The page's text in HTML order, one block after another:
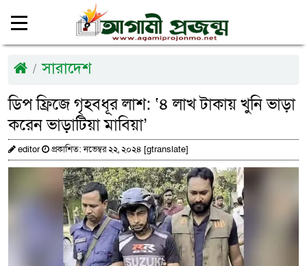
সারাদেশ
ডিপ ফ্রিজে গৃহবধূর লাশ: ‘৪ লাখ টাকায় খুনি ভাড়া
করেন ভাড়াটিয়া মাবিয়া’
editor প্রকাশিত: নভেম্বর ২২, ২০২৪ [gtranslate]